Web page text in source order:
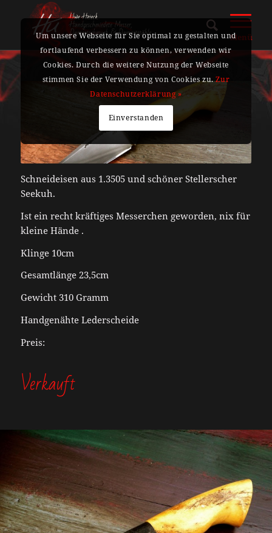
Menü
Schneideisen aus 1.3505 und schöner Stellerscher
Seekuh.
Ist ein recht kräftiges Messerchen geworden, nix für
kleine Hände .
Klinge 10cm
Gesamtlänge23,5cm
Gewicht 310 Gramm
Handgenähte Lederscheide
Preis:
Verkauft
Um unsere Webseite für Sie optimal zu gestalten und
fortlaufend verbessern zu können, verwenden wir
Cookies. Durch die weitere Nutzung der Webseite
stimmen Sie der Verwendung von Cookies zu.Zur
Datenschutzerklärung »
Einverstanden